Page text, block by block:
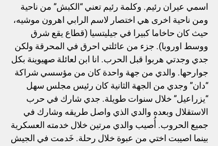
اسمي عيران رئيم. وكلمة رئيم تعني “الكبش” من ناحية
ومن ناحية اخرى هي اختصار لاسم الرابي اهرون موشيه،
حيث كان حاخاما كبيرا في جيليتسيا (قطاع يقع شرق
ووسط اوروبا). جزء من عائلتي احرق في المحرقة ولكن
جدي وجدتي هربوا قبل الحرب. انا ابن لعائلة صهيوينة بكل
جوارحها. والدي من جهة واحدة كان من مؤسسي شراكة
“دان” وجدي من الجهة الثانية كان رئيس مجلس سهل
“يزراعيل” خلال سنوات طويلة. جدي شارك في حرب
الاستقلال وبعده والدي الذي واصل طريقه وشارك في
جميع الحروب. أُصيب والدي مرتين خلال خدمته العسكرية
بينما اصيبت اختي من عبوة خلال رحلة. خَدمت في الجيش